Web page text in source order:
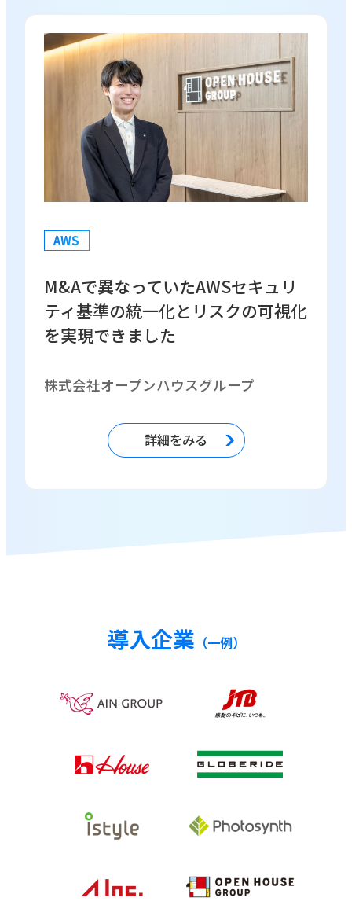
AWS
M&Aで異なっていたAWSセキュリ
ティ基準の統一化とリスクの可視化
を実現できました
株式会社オープンハウスグループ
詳細をみる
導入企業 （一例）